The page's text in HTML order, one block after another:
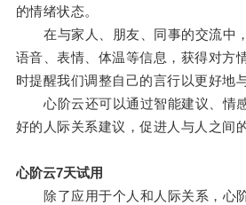
的情绪状态。
在与家人、朋友、同事的交流中
语音、表情、体温等信息，获得对方
时提醒我们调整自己的言行以更好地
心阶云还可以通过智能建议、情
好的人际关系建议，促进人与人之间
心阶云7天试用
除了应用于个人和人际关系，心